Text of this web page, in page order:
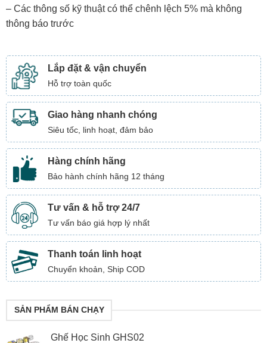
– Các thông số kỹ thuật có thể chênh lệch 5% mà không
thông báo trước
Lắp đặt & vận chuyển
Hỗ trợ toàn quốc
Giao hàng nhanh chóng
Siêu tốc, linh hoạt, đảm bảo
Hàng chính hãng
Bảo hành chính hãng 12 tháng
Tư vấn & hỗ trợ 24/7
Tư vấn báo giá hợp lý nhất
Thanh toán linh hoạt
Chuyển khoản, Ship COD
SẢN PHẨM BÁN CHẠY
Ghế Học Sinh GHS02